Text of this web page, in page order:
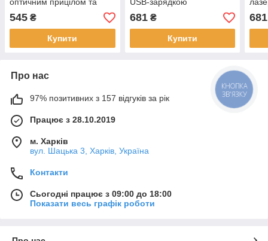
акумулятором USB, 95 см
545 ₴
Купити
681₴
Купити
681
Про нас
97% позитивних з 157 відгуків за рік
Працює з 28.10.2019
м. Харків
вул. Шацька 3, Харків, Україна
Контакти
Сьогодні працює з 09:00 до 18:00
Показати весь графік роботи
КНОПКА
ЗВ'ЯЗКУ